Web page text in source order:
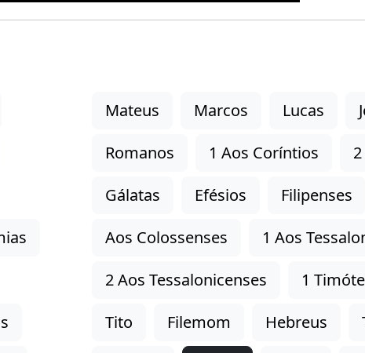
Mateus Marcos Lucas
Romanos
1 Aos Coríntios
Gálatas
Efésios
Filipenses
Aos Colossenses
1 Aos
2 Aos Tessalonicenses
1
Tito
Filemom Hebreus